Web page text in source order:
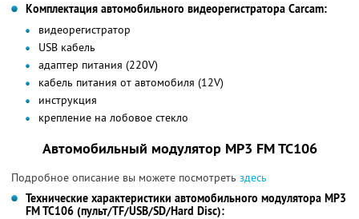
Комплектация автомобильного видеорегистратора Сarcam:
видеорегистратор
USB кабель
адаптер питания (220V)
кабель питания от автомобиля (12V)
инструкция
крепление на лобовое стекло
Автомобильный модулятор МР3 FM TC106
Подробное описание вы можете посмотреть здесь
Технические характеристики автомобильного модулятора МР3
FM TC106 (пульт/TF/USB/SD/Hard Disc):